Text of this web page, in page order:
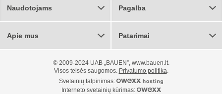
Naudotojams Pagalba
Apie mus Patarimai
© 2009-2024 UAB „BAUEN”, www.bauen.lt.
Visos teisės saugomos. Privatumo politika.
Svetainių talpinimas:
Interneto svetainių kūrimas: